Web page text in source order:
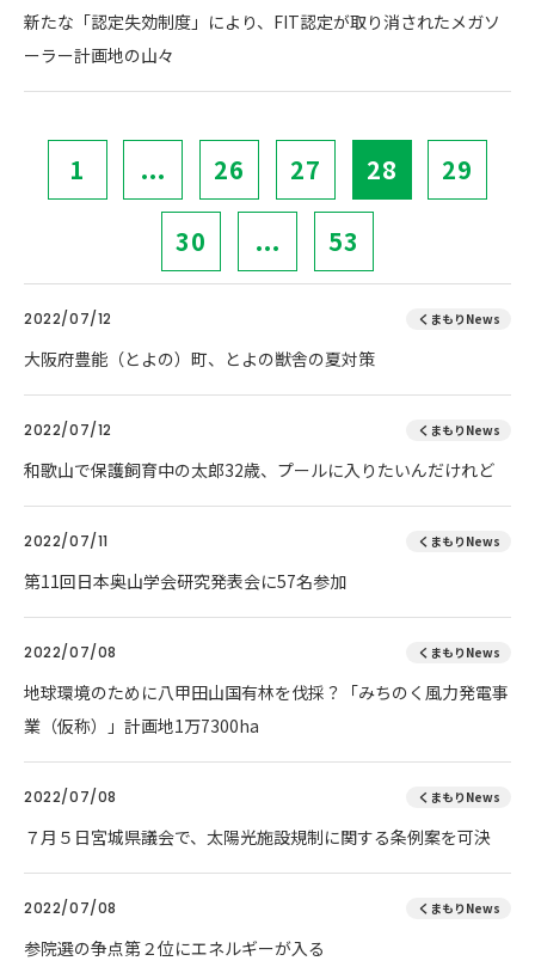
新たな「認定失効制度」により、FIT認定が取り消されたメガソ
ーラー計画地の山々
1 ... 26 27 28 29
30 ... 53
2022/07/12 くまもりNews
大阪府豊能（とよの）町、とよの獣舎の夏対策
2022/07/12 くまもりNews
和歌山で保護飼育中の太郎32歳、プールに入りたいんだけれど
2022/07/11 くまもりNews
第11回日本奥山学会研究発表会に57名参加
2022/07/08 くまもりNews
地球環境のために八甲田山国有林を伐採？「みちのく風力発電事
業（仮称）」計画地1万7300ha
2022/07/08 くまもりNews
７月５日宮城県議会で、太陽光施設規制に関する条例案を可決
2022/07/08 くまもりNews
参院選の争点第２位にエネルギーが入る